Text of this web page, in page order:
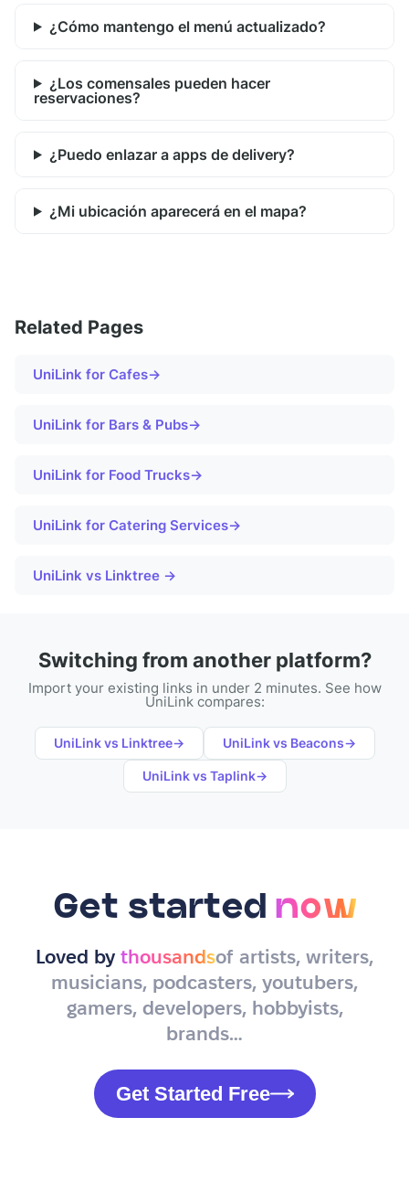
¿Cómo mantengo el menú actualizado?
¿Los comensales pueden hacer
reservaciones?
¿Puedo enlazar a apps de delivery?
¿Mi ubicación aparecerá en el mapa?
Related Pages
UniLink for Cafes→
UniLink for Bars & Pubs→
UniLink for Food Trucks→
UniLink for Catering Services→
UniLink vs Linktree →
Switching from another platform?
Import your existing links in under 2 minutes. See how
UniLink compares:
UniLink vs Linktree→ UniLink vs Beacons→
UniLink vs Taplink→
Get started now
Loved by thousandsof artists, writers,
musicians, podcasters, youtubers,
gamers, developers, hobbyists,
brands…
Get Started Free